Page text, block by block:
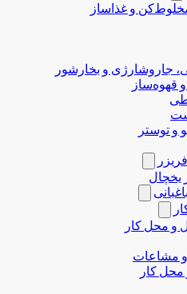
و غذاساز
جاروشارژی و بخارشور
قهوه‌ساز
و توستر
یخچال
و محل کار
و مشاعات
کار